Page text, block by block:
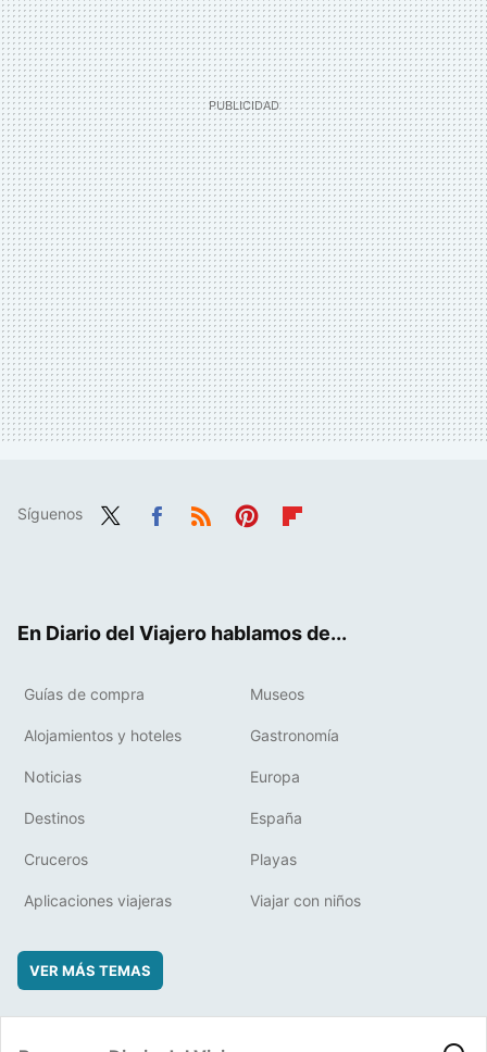
Síguenos
En Diario del Viajero hablamos de...
Guías de compra Museos
Alojamientos y hoteles Gastronomía
Noticias Europa
Destinos España
Cruceros Playas
Aplicaciones viajeras Viajar con niños
VER MÁS TEMAS